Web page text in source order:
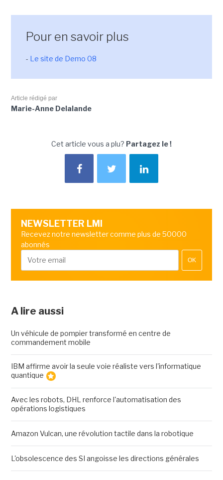
Pour en savoir plus
- Le site de Demo 08
Article rédigé par
Marie-Anne Delalande
Cet article vous a plu? Partagez le !
NEWSLETTER LMI
Recevez notre newsletter comme plus de 50000
abonnés
OK
A lire aussi
Un véhicule de pompier transformé en centre de
commandement mobile
IBM affirme avoir la seule voie réaliste vers l'informatique
quantique
Avec les robots, DHL renforce l'automatisation des
opérations logistiques
Amazon Vulcan, une révolution tactile dans la robotique
L'obsolescence des SI angoisse les directions générales